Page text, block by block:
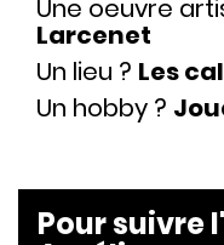
Une oeuvre
Larcenet
Un lieu ? Les
Un hobby ?
Pour suivre